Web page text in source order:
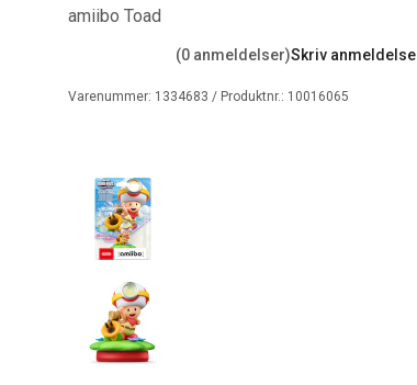
amiibo Toad
(0 anmeldelser)Skriv anmeldelse
Varenummer: 1334683 / Produktnr.: 10016065